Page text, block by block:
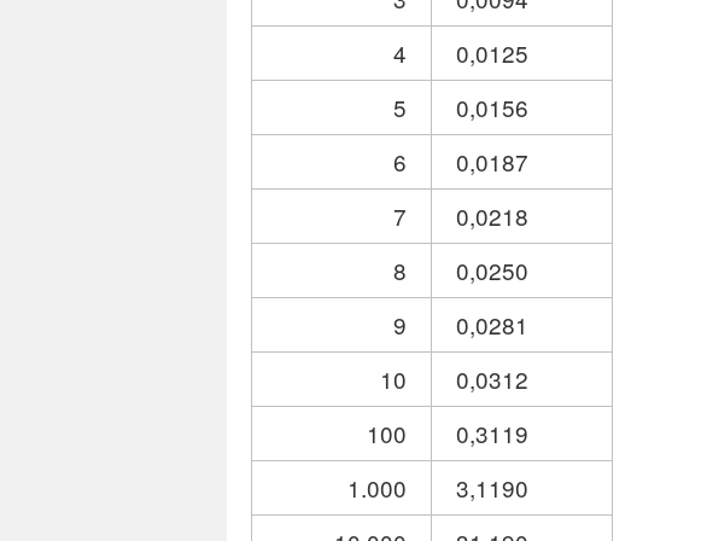
4
0,0125
5
0,0156
6
0,0187
7
0,0218
8
0,0250
9
0,0281
10
0,0312
100
0,3119
1.000
3,1190